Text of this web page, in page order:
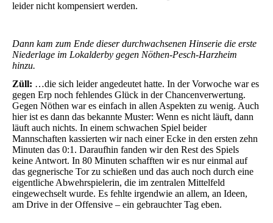
leider nicht kompensiert werden.
Dann kam zum Ende dieser durchwachsenen Hinserie die erste
Niederlage im Lokalderby gegen Nöthen-Pesch-Harzheim
hinzu.
Züll: …die sich leider angedeutet hatte. In der Vorwoche war es
gegen Erp noch fehlendes Glück in der Chancenverwertung.
Gegen Nöthen war es einfach in allen Aspekten zu wenig. Auch
hier ist es dann das bekannte Muster: Wenn es nicht läuft, dann
läuft auch nichts. In einem schwachen Spiel beider
Mannschaften kassierten wir nach einer Ecke in den ersten zehn
Minuten das 0:1. Daraufhin fanden wir den Rest des Spiels
keine Antwort. In 80 Minuten schafften wir es nur einmal auf
das gegnerische Tor zu schießen und das auch noch durch eine
eigentliche Abwehrspielerin, die im zentralen Mittelfeld
eingewechselt wurde. Es fehlte irgendwie an allem, an Ideen,
am Drive in der Offensive – ein gebrauchter Tag eben.